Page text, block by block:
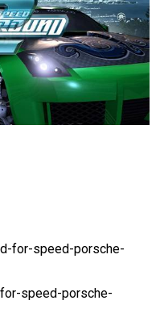
for-speed-porsche-
speed-porsche-